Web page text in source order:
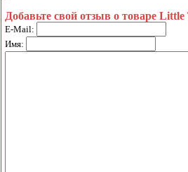
Добавьте свой отзыв о товаре
E-Mail:
Имя: